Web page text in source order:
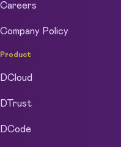
Careers
Company Policy
Product
DCloud
DTrust
DCode